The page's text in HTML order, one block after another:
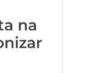
na